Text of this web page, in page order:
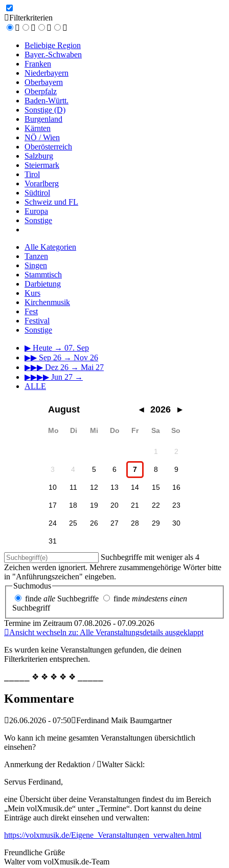
Filterkriterien
Beliebige Region
Bayer.-Schwaben
Franken
Niederbayern
Oberbayern
Oberpfalz
Baden-Württ.
Sonstige (D)
Burgenland
Kärnten
NÖ / Wien
Oberösterreich
Salzburg
Steiermark
Tirol
Vorarlberg
Südtirol
Schweiz und FL
Europa
Sonstige
Alle Kategorien
Tanzen
Singen
Stammtisch
Darbietung
Kurs
Kirchenmusik
Fest
Festival
Sonstige
▶ Heute → 07. Sep
▶▶ Sep 26 → Nov 26
▶▶▶ Dez 26 → Mai 27
▶▶▶▶ Jun 27 →
ALLE
August ◂ 2026 ▸
Mo Di Mi Do Fr Sa So
1 2
3 4 5 6 7 8 9
10 11 12 13 14 15 16
17 18 19 20 21 22 23
24 25 26 27 28 29 30
31
Suchbegriffe mit weniger als 4
Zeichen werden ignoriert. Mehrere zusammengehörige Wörter bitte
in "Anführungszeichen" eingeben.
Suchmodus
finde alle Suchbegriffe finde mindestens einen
Suchbegriff
Termine im Zeitraum 07.08.2026 - 07.09.2026
Ansicht wechseln zu: Alle Veranstaltungsdetails ausgeklappt
Es wurden keine Veranstaltungen gefunden, die deinen
Filterkriterien entsprechen.
⎯⎯⎯⎯⎯ ❖ ❖ ❖ ❖ ❖ ⎯⎯⎯⎯⎯
Kommentare
26.06.2026 - 07:50 Ferdinand Maik Baumgartner
Wo kann ich meine gesamten Veranstaltungen übersichtlich
einsehen?
Anmerkung der Redaktion /
Walter Säckl:
Servus Ferdinand,
eine Übersicht über deine Veranstaltungen findest du im Bereich
„Mein volXmusik.de“ unter „Termine“. Dort kannst du deine
Einträge auch direkt einsehen und verwalten:
https://volxmusik.de/Eigene_Veranstaltungen_verwalten.html
Freundliche Grüße
Walter vom volXmusik.de-Team